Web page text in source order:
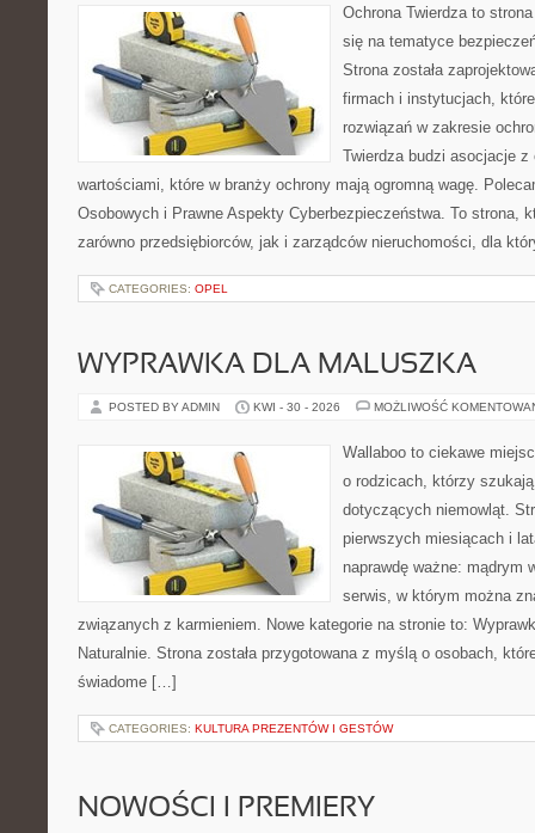
Ochrona Twierdza to
się na tematyce
Strona została
firmach i instytucjach,
rozwiązań w zakresie
Twierdza budzi asocjacje
wartościami, które w branży ochrony mają ogromną wagę.
Osobowych i Prawne Aspekty Cyberbezpieczeństwa. To strona,
zarówno przedsiębiorców, jak i zarządców nieruchomości, dla
CATEGORIES: OPEL
WYPRAWKA DLA MALUSZKA
POSTED BY ADMIN KWI - 30 - 2026 MOŻLIWOŚĆ
Wallaboo to ciekawe
o rodzicach, którzy
dotyczących niemowląt.
pierwszych miesiącach i
naprawdę ważne: mądrym
serwis, w którym można
związanych z karmieniem. Nowe kategorie na stronie to:
Naturalnie. Strona została przygotowana z myślą o osobach,
świadome […]
CATEGORIES: KULTURA PREZENTÓW I GESTÓW
NOWOŚCI I PREMIERY